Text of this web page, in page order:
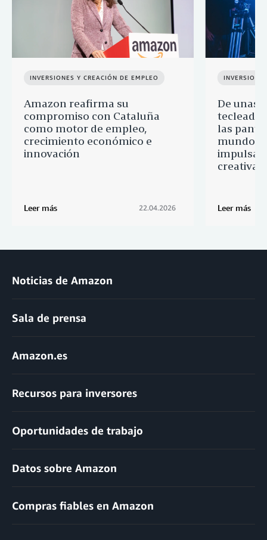
INVERSIONES Y CREACIÓN DE EMPLEO
Amazon reafirma su
compromiso con Cataluña
como motor de empleo,
crecimiento económico e
innovación
Leer más 22.04.2026
De unas
las
mundo:
impulsa
creativas
Leer más
Noticias de Amazon
Sala de prensa
Amazon.es
Recursos para inversores
Oportunidades de trabajo
Datos sobre Amazon
Compras fiables en Amazon